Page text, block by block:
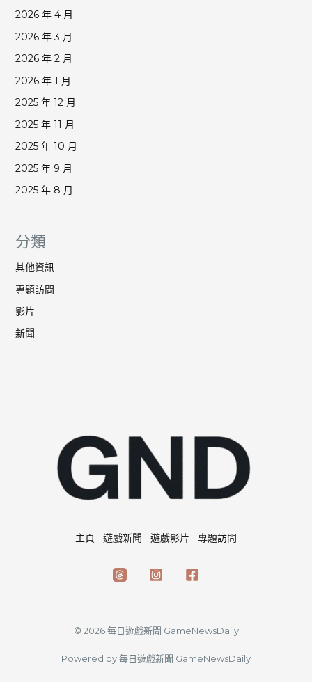
2026 年 4 月
2026 年 3 月
2026 年 2 月
2026 年 1 月
2025 年 12 月
2025 年 11 月
2025 年 10 月
2025 年 9 月
2025 年 8 月
分類
其他資訊
專題訪問
影片
新聞
主頁 遊戲新聞 遊戲影片 專題訪問
© 2026 每日遊戲新聞 GameNewsDaily
Powered by 每日遊戲新聞 GameNewsDaily